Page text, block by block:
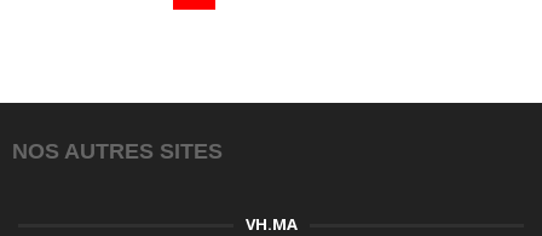
NOS AUTRES SITES
VH.MA